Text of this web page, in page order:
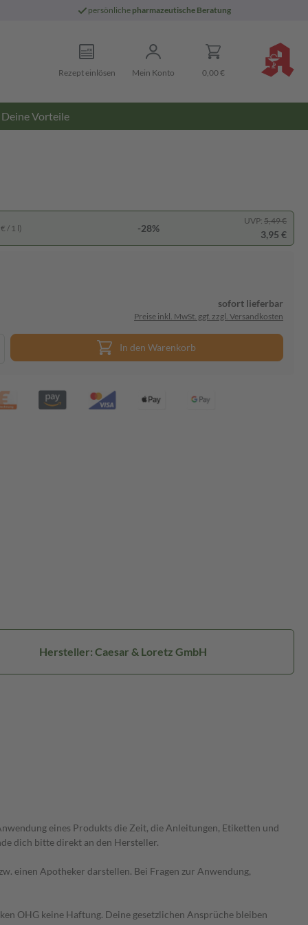
persönliche pharmazeutische Beratung
Rezept einlösen Mein Konto 0,00 €
Deine Vorteile
/ 1 l) -28%
UVP: 5,49 €
3,95 €
sofort lieferbar
Preise inkl. MwSt. ggf. zzgl. Versandkosten
In den Warenkorb
Hersteller: Caesar & Loretz GmbH
eines Produkts die Zeit, die Anleitungen, Etiketten und
dich bitte direkt an den Hersteller.
einen Apotheker darstellen. Bei Fragen zur Anwendung,
OHG keine Haftung. Deine gesetzlichen Ansprüche bleiben